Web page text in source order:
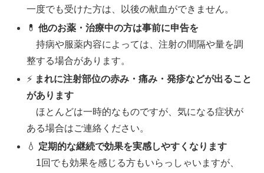
一度でも受けた方は、以後の献血ができません。
💊他のお薬・治療中の方は事前に申告を
持病や服薬内容によっては、注射の間隔や量を調
整する場合があります。
⚡ まれに注射部位の赤み・痛み・発疹などが出ること
があります
ほとんどは一時的なものですが、気になる症状が
ある場合はご連絡ください。
💧 定期的な継続で効果を実感しやすくなります
1回でも効果を感じる方もいらっしゃいますが、